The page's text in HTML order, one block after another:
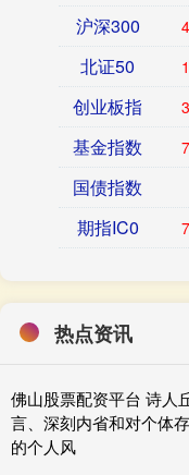
沪深300
北证50
创业板指
基金指数
国债指数
期指IC0
热点资讯
佛山股票配资平台 诗人
言、深刻内省和对个体
的个人风